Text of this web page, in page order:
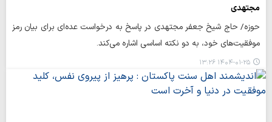
مجتهدی
حوزه/ حاج شیخ جعفر مجتهدی در پاسخ به درخواست عده‌ای برای بیان رمز
موفقیت‌های خود، به دو نکته اساسی اشاره می‌کند.
۱۴۰۴-۰۱-۲۵ ۱۳:۲۶